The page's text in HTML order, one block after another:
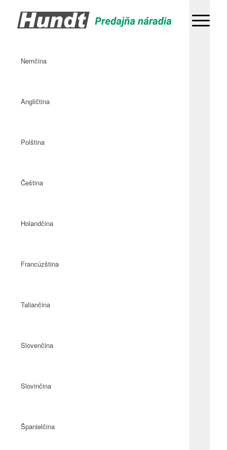
Nemčina
Angličtina
Polština
Čeština
Holandčina
Francúzština
Taliančina
Slovenčina
Slovinčina
Španielčina